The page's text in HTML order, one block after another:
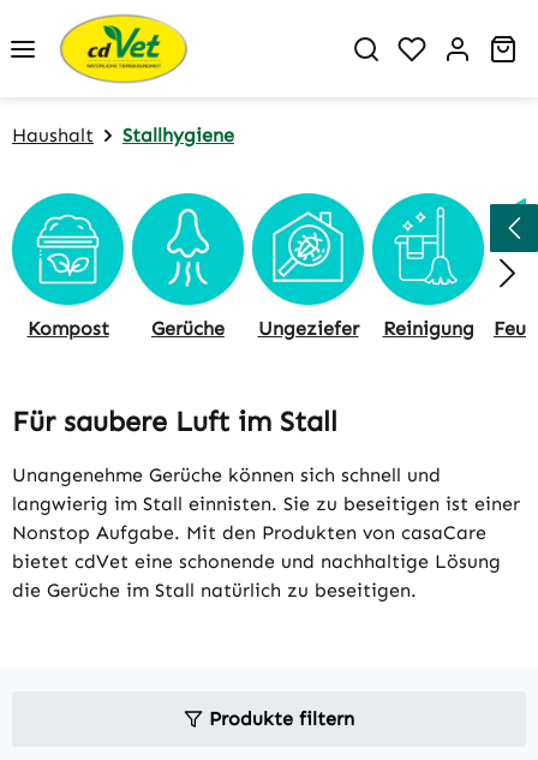
Zum Hauptinhalt springen
Du hast 0
Haushalt Stallhygiene
Kompost Gerüche Ungeziefer Reinigung
Für saubere Luft im Stall
Unangenehme Gerüche können sich schnell und
langwierig im Stall einnisten. Sie zu beseitigen ist einer
Nonstop Aufgabe. Mit den Produkten von casaCare
bietet cdVet eine schonende und nachhaltige Lösung
die Gerüche im Stall natürlich zu beseitigen.
Produkte filtern